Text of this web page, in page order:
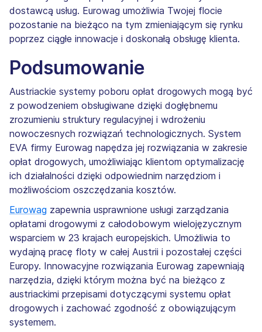
dostawcą usług. Eurowag umożliwia Twojej flocie
pozostanie na bieżąco na tym zmieniającym się rynku
poprzez ciągłe innowacje i doskonałą obsługę klienta.
Podsumowanie
Austriackie systemy poboru opłat drogowych mogą być
z powodzeniem obsługiwane dzięki dogłębnemu
zrozumieniu struktury regulacyjnej i wdrożeniu
nowoczesnych rozwiązań technologicznych. System
EVA firmy Eurowag napędza jej rozwiązania w zakresie
opłat drogowych, umożliwiając klientom optymalizację
ich działalności dzięki odpowiednim narzędziom i
możliwościom oszczędzania kosztów.
Eurowag zapewnia usprawnione usługi zarządzania
opłatami drogowymi z całodobowym wielojęzycznym
wsparciem w 23 krajach europejskich. Umożliwia to
wydajną pracę floty w całej Austrii i pozostałej części
Europy. Innowacyjne rozwiązania Eurowag zapewniają
narzędzia, dzięki którym można być na bieżąco z
austriackimi przepisami dotyczącymi systemu opłat
drogowych i zachować zgodność z obowiązującym
systemem.